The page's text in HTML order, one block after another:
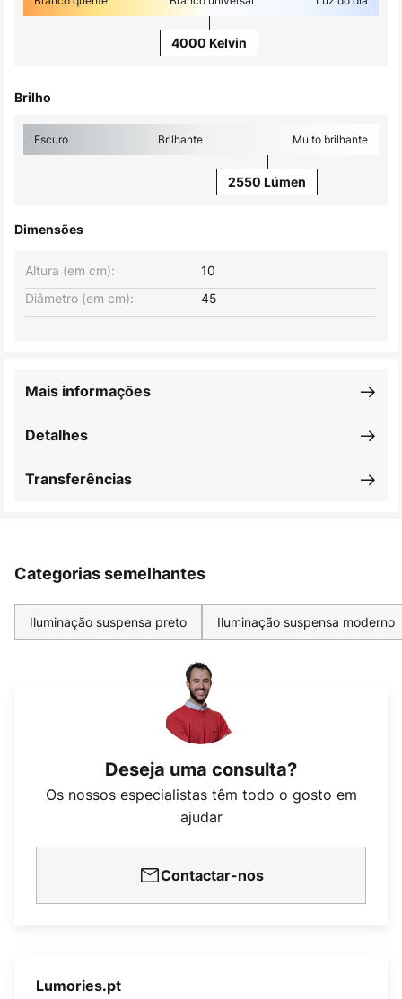
4000 Kelvin
Brilho
Escuro Brilhante Muito brilhante
2550 Lúmen
Dimensões
Altura (em cm):
10
Diâmetro (em cm):
45
Detalhes
Mais informações
Transferências
Categorias semelhantes
Iluminação suspensa preto Iluminação suspensa moderno
Deseja uma consulta?
Os nossos especialistas têm todo o gosto em
ajudar
Contactar-nos
Lumories.pt